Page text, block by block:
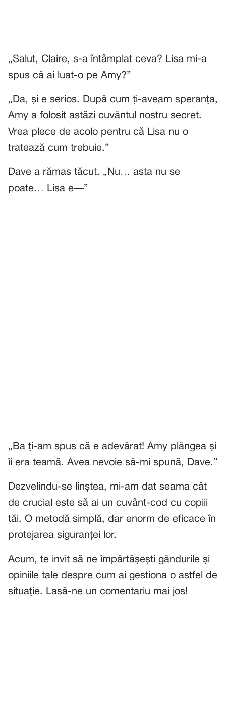
„Salut, Claire, s-a întâmplat ceva? Lisa mi-a
spus că ai luat-o pe Amy?”
„Da, și e serios. După cum ți-aveam speranța,
Amy a folosit astăzi cuvântul nostru secret.
Vrea plece de acolo pentru că Lisa nu o
tratează cum trebuie.”
Dave a rămas tăcut. „Nu… asta nu se
poate… Lisa e—”
„Ba ți-am spus că e adevărat! Amy plângea și
îi era teamă. Avea nevoie să-mi spună, Dave.”
Dezvelindu-se linștea, mi-am dat seama cât
de crucial este să ai un cuvânt-cod cu copiii
tăi. O metodă simplă, dar enorm de eficace în
protejarea siguranței lor.
Acum, te invit să ne împărtășești gândurile și
opiniile tale despre cum ai gestiona o astfel de
situație. Lasă-ne un comentariu mai jos!